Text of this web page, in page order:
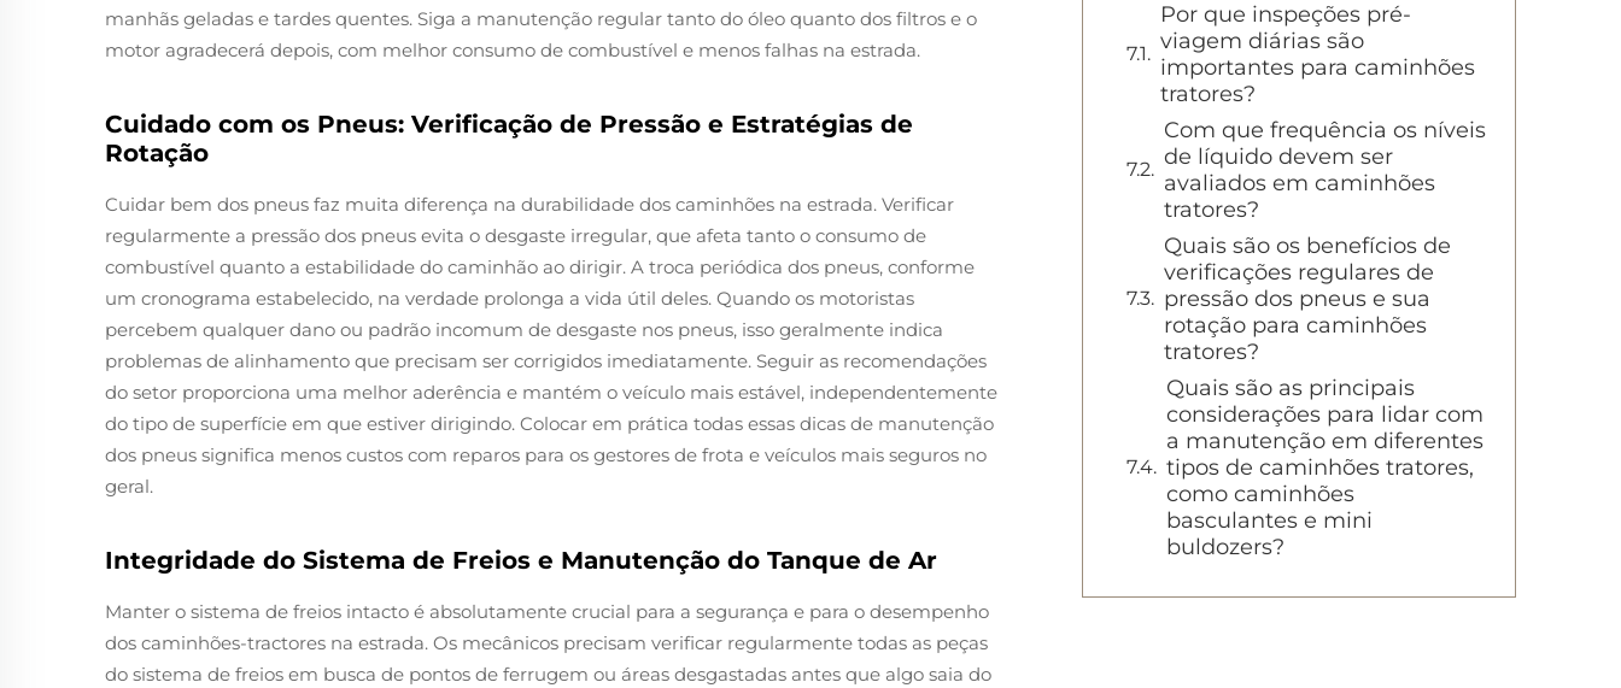
manhãs geladas e tardes quentes. Siga a manutenção regular tanto do óleo quanto dos filtros e o
motor agradecerá depois, com melhor consumo de combustível e menos falhas na estrada.
Cuidado com os Pneus: Verificação de Pressão e Estratégias de
Rotação
Cuidar bem dos pneus faz muita diferença na durabilidade dos caminhões na estrada. Verificar
regularmente a pressão dos pneus evita o desgaste irregular, que afeta tanto o consumo de
combustível quanto a estabilidade do caminhão ao dirigir. A troca periódica dos pneus, conforme
um cronograma estabelecido, na verdade prolonga a vida útil deles. Quando os motoristas
percebem qualquer dano ou padrão incomum de desgaste nos pneus, isso geralmente indica
problemas de alinhamento que precisam ser corrigidos imediatamente. Seguir as recomendações
do setor proporciona uma melhor aderência e mantém o veículo mais estável, independentemente
do tipo de superfície em que estiver dirigindo. Colocar em prática todas essas dicas de manutenção
dos pneus significa menos custos com reparos para os gestores de frota e veículos mais seguros no
geral.
Integridade do Sistema de Freios e Manutenção do Tanque de Ar
Manter o sistema de freios intacto é absolutamente crucial para a segurança e para o desempenho
dos caminhões-tractores na estrada. Os mecânicos precisam verificar regularmente todas as peças
do sistema de freios em busca de pontos de ferrugem ou áreas desgastadas antes que algo saia do
Por que inspeções pré-
viagem diárias são
importantes para caminhões
tratores?
Com que frequência os níveis
de líquido devem ser
avaliados em caminhões
tratores?
Quais são os benefícios de
verificações regulares de
pressão dos pneus e sua
rotação para caminhões
tratores?
Quais são as principais
considerações para lidar com
a manutenção em diferentes
tipos de caminhões tratores,
como caminhões
basculantes e mini
buldozers?